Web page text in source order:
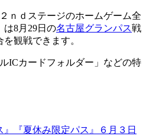
ｎｄステージのホームゲーム全
は8月29日の名古屋グランパス戦
観戦できます。
ICカードフォルダー」などの特
』『夏休み限定パス』６月３日